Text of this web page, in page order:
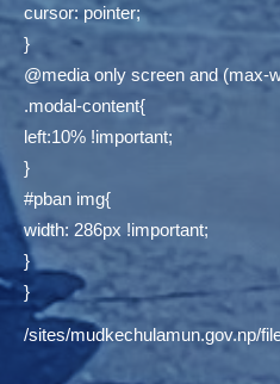
cursor: pointer;
}
@media only screen and (max-
.modal-content{
left:10% !important;
}
#pban img{
width: 286px !important;
}
}
/sites/mudkechulamun.gov.np/